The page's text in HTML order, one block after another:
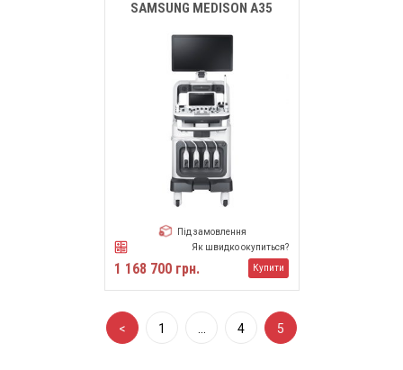
SAMSUNG MEDISON A35
Під замовлення
Як швидко окупиться?
1 168 700 грн. Купити
< 1 … 4 5